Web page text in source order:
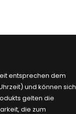
entsprechen dem
und können sich
gelten die
die zum